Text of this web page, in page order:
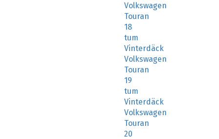
Volkswagen
Touran
18
tum
Vinterdäck
Volkswagen
Touran
19
tum
Vinterdäck
Volkswagen
Touran
20